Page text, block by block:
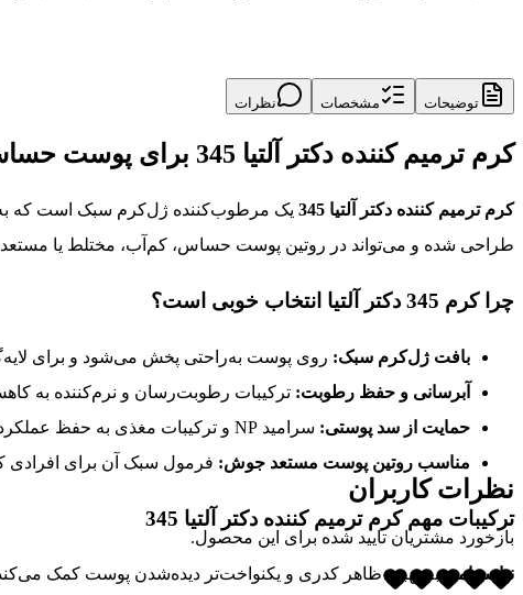
توضیحات مشخصات نظرات
کرم ترمیم کننده دکتر آلتیا 345 برای پوست حساس و مستعد جوش
کرم ترمیم کننده دکتر آلتیا 345
یک مرطوب‌کننده ژل‌کرم سبک است که به
طراحی شده و می‌تواند در روتین پوست حساس، کم‌آب، مختلط یا
چرا کرم 345 دکتر آلتیا انتخاب خوبی است؟
بافت ژل‌کرم سبک: روی پوست به‌راحتی پخش می‌شود و برای
آبرسانی و حفظ رطوبت: ترکیبات رطوبت‌رسان و نرم‌کننده به
حمایت از سد پوستی: سرامید NP و ترکیبات مغذی به حفظ عملکرد طبیعی لایه محافظ پوست کمک می‌کنند.
مناسب روتین پوست مستعد جوش: فرمول سبک آن برای افرادی
ترکیبات مهم کرم ترمیم کننده دکتر آلتیا 345
نیاسینامیدبه بهبود ظاهر کدری و یکنواخت‌تر دیده‌شدن پوست کمک
نظرات کاربران
بازخورد مشتریان تایید شده برای این محصول.